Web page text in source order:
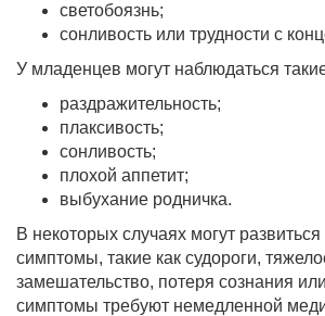
светобоязнь;
сонливость или трудности с
У младенцев могут наблюдаться
раздражительность;
плаксивость;
сонливость;
плохой аппетит;
выбухание родничка.
В некоторых случаях могут
симптомы, такие как судороги,
замешательство, потеря сознания
симптомы требуют немедленной